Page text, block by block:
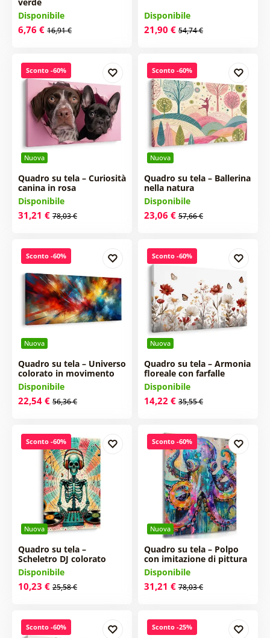
Disponibile
6,76 € 16,91 €
Disponibile
21,90 € 54,74 €
Nuova
Sconto -60%
Quadro su tela – Curiosità
canina in rosa
Disponibile
31,21 € 78,03 €
Nuova
Sconto -60%
Quadro su tela – Ballerina
nella natura
Disponibile
23,06 € 57,66 €
Nuova
Sconto -60%
Quadro su tela – Universo
colorato in movimento
Disponibile
22,54 € 56,36 €
Nuova
Sconto -60%
Quadro su tela – Armonia
floreale con farfalle
Disponibile
14,22 € 35,55 €
Nuova
Sconto -60%
Quadro su tela –
Scheletro DJ colorato
Disponibile
10,23 € 25,58 €
Nuova
Sconto -60%
Quadro su tela – Polpo
con imitazione di pittura
Disponibile
31,21 € 78,03 €
Sconto -60% Sconto -25%